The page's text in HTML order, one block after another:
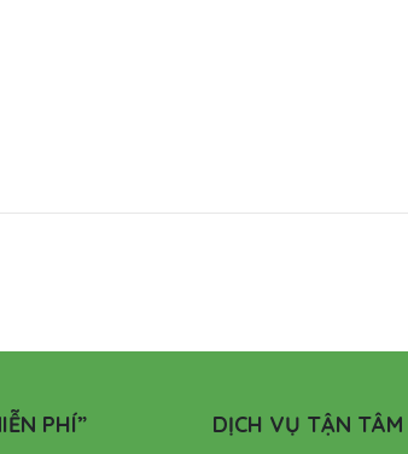
PHÍ” DỊCH VỤ TẬN TÂM